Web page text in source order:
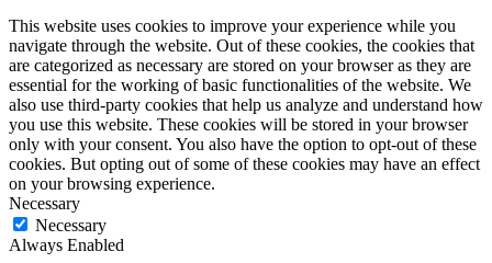
This website uses cookies to improve your experience while you
navigate through the website. Out of these cookies, the cookies that
are categorized as necessary are stored on your browser as they are
essential for the working of basic functionalities of the website. We
also use third-party cookies that help us analyze and understand how
you use this website. These cookies will be stored in your browser
only with your consent. You also have the option to opt-out of these
cookies. But opting out of some of these cookies may have an effect
on your browsing experience.
Necessary
Necessary
Always Enabled